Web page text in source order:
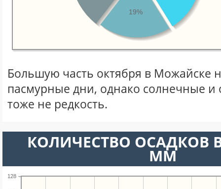
19%
Большую часть октября в Можайске
пасмурные дни, однако солнечные
тоже не редкость.
КОЛИЧЕСТВО ОСАДКОВ
ММ
128